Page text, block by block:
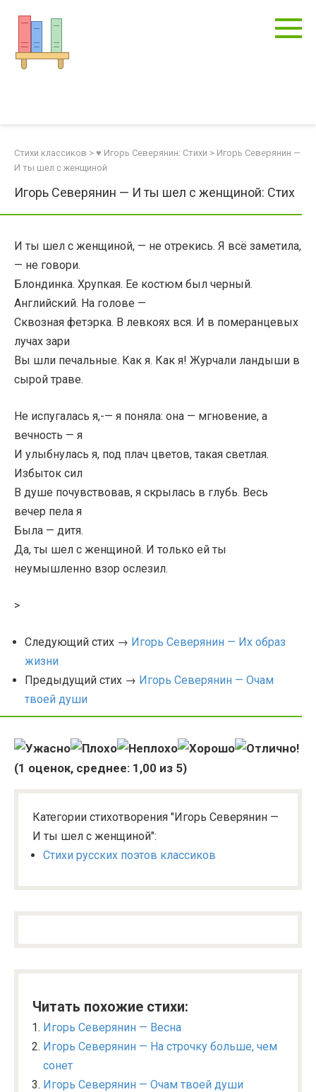
контенту
Стихи классиков > ♥ Игорь Северянин: Стихи > Игорь Северянин —
И ты шел с женщиной
Игорь Северянин — И ты шел с женщиной: Стих
И ты шел с женщиной, — не отрекись. Я всё заметила,
— не говори.
Блондинка. Хрупкая. Ее костюм был черный.
Английский. На голове —
Сквозная фетэрка. В левкоях вся. И в померанцевых
лучах зари
Вы шли печальные. Как я. Как я! Журчали ландыши в
сырой траве.
Не испугалась я,-— я поняла: она — мгновение, а
вечность — я
И улыбнулась я, под плач цветов, такая светлая.
Избыток сил
В душе почувствовав, я скрылась в глубь. Весь
вечер пела я
Была — дитя.
Да, ты шел с женщиной. И только ей ты
неумышленно взор ослезил.
>
Следующий стих → Игорь Северянин — Их образ
жизни
Предыдущий стих → Игорь Северянин — Очам
твоей души
(1 оценок, среднее: 1,00 из 5)
Категории стихотворения "Игорь Северянин —
И ты шел с женщиной":
Стихи русских поэтов классиков
Читать похожие стихи:
Игорь Северянин — Весна
Игорь Северянин — На строчку больше, чем
сонет
Игорь Северянин — Очам твоей души